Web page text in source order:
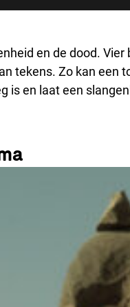
en de dood.
tekens. Zo kan een
is en laat een